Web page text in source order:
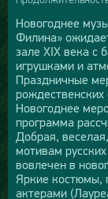
Новогоднее
Филина»
зале XIX века с
игрушками и
Праздничные
Новогоднее
программа
Добрая,
мотивам
вовлечен в
Яркие костюмы,
актерами